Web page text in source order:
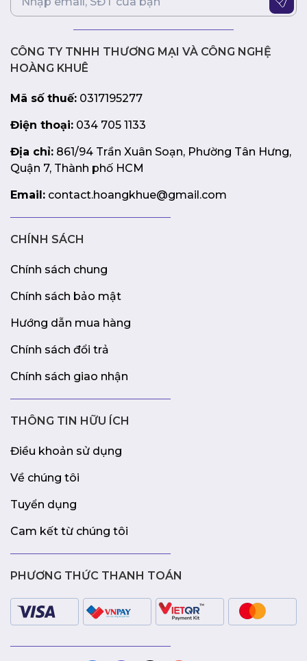
CÔNG TY TNHH THƯƠNG MẠI VÀ CÔNG NGHỆ
HOÀNG KHUÊ
Mã số thuế: 0317195277
Điện thoại: 034 705 1133
Địa chỉ: 861/94 Trần Xuân Soạn, Phường Tân Hưng,
Quận 7, Thành phố HCM
Email: contact.hoangkhue@gmail.com
CHÍNH SÁCH
Chính sách chung
Chính sách bảo mật
Hướng dẫn mua hàng
Chính sách đổi trả
Chính sách giao nhận
THÔNG TIN HỮU ÍCH
Điều khoản sử dụng
Về chúng tôi
Tuyển dụng
Cam kết từ chúng tôi
PHƯƠNG THỨC THANH TOÁN